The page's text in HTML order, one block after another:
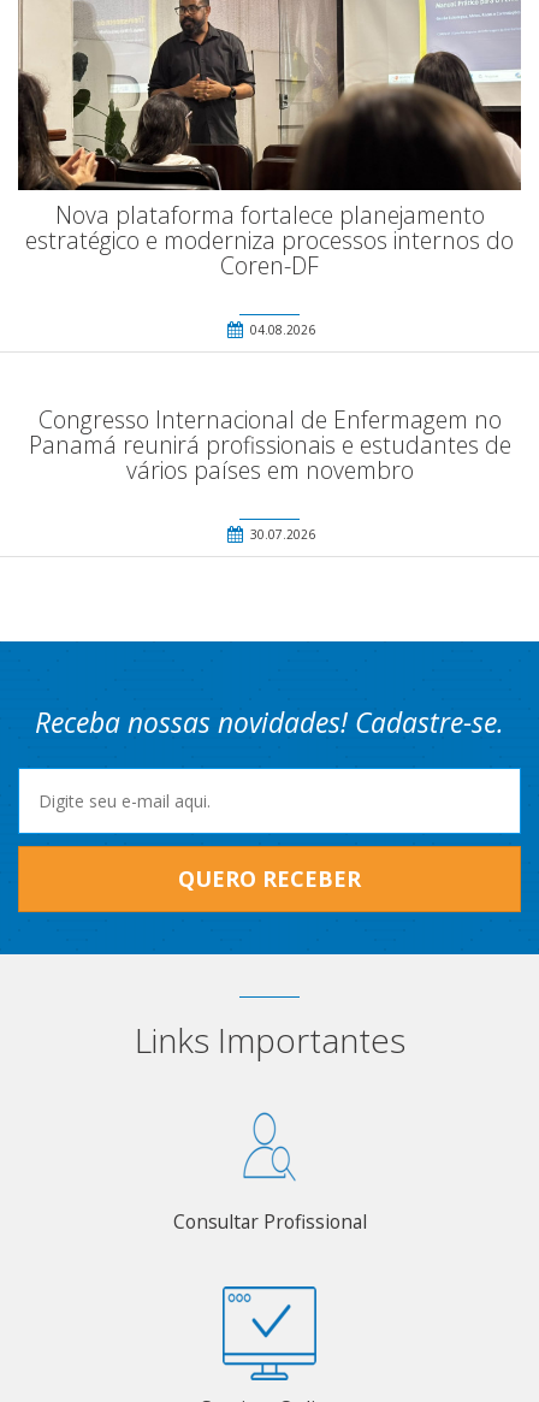
Nova plataforma fortalece planejamento
estratégico e moderniza processos internos do
Coren-DF
04.08.2026
Congresso Internacional de Enfermagem no
Panamá reunirá profissionais e estudantes de
vários países em novembro
30.07.2026
Receba nossas novidades! Cadastre-se.
QUERO RECEBER
Links Importantes
Consultar Profissional